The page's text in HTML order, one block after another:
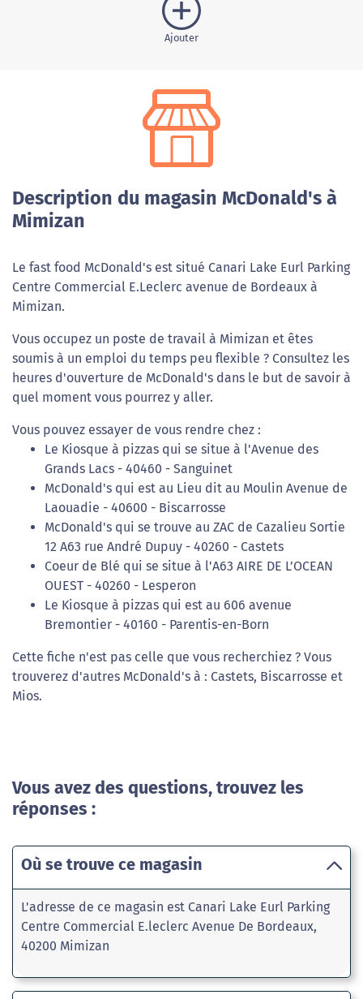
Ajouter
Description du magasin McDonald's à
Mimizan
Le fast food McDonald's est situé Canari Lake Eurl Parking
Centre Commercial E.Leclerc avenue de Bordeaux à
Mimizan.
Vous occupez un poste de travail à Mimizan et êtes
soumis à un emploi du temps peu flexible ? Consultez les
heures d'ouverture de McDonald's dans le but de savoir à
quel moment vous pourrez y aller.
Vous pouvez essayer de vous rendre chez :
Le Kiosque à pizzas qui se situe à l'Avenue des
Grands Lacs - 40460 - Sanguinet
McDonald's qui est au Lieu dit au Moulin Avenue de
Laouadie - 40600 - Biscarrosse
McDonald's qui se trouve au ZAC de Cazalieu Sortie
12 A63 rue André Dupuy - 40260 - Castets
Coeur de Blé qui se situe à l'A63 AIRE DE L’OCEAN
OUEST - 40260 - Lesperon
Le Kiosque à pizzas qui est au 606 avenue
Bremontier - 40160 - Parentis-en-Born
Cette fiche n'est pas celle que vous recherchiez ? Vous
trouverez d'autres McDonald's à : Castets, Biscarrosse et
Mios.
Vous avez des questions, trouvez les
réponses :
Où se trouve ce magasin
L'adresse de ce magasin est Canari Lake Eurl Parking
Centre Commercial E.leclerc Avenue De Bordeaux,
40200 Mimizan